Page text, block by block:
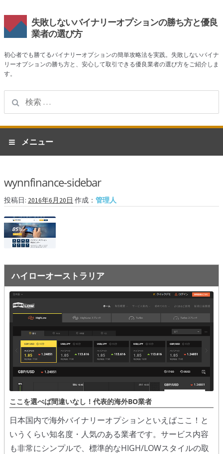
失敗しないバイナリーオプションの勝ち方と優良
業者の選び方
初心者でも勝てるバイナリーオプションの簡単攻略法を実践。失敗しないバイナ
リーオプションの勝ち方と、安心して取引できる優良業者の選び方をご紹介しま
す。
ナ
ビ
ゲ
シ
ン
へ
ス
プ
コ
ン
テ
ツ
ス
キ
ッ
メニュー
業者一覧
ハイローオーストラリア
オプションビット
ファイブスターズオプション
初心者講座
基本ルール・取引のしかた
トレンドを見極める
トレンド順張りで勝つ方法
逆張りと相場変動のしくみ
シグナルはダマシに注意
負けそうなときは損切り
攻略法まとめ
ローソク足チャート
wynnfinance-sidebar
投稿日: 2016年6月20日 作成： 管理人
ハイローオーストラリア
ここを選べば間違いなし！代表的海外BO業者
日本国内で海外バイナリーオプションといえばここ！と
いうくらい知名度・人気のある業者です。サービス内容
も非常にシンプルで、標準的なHIGH/LOWスタイルの取